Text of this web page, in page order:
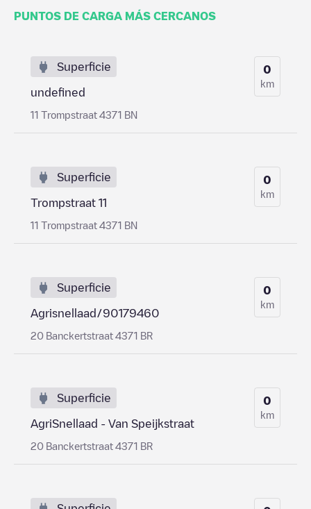
PUNTOS DE CARGA MÁS CERCANOS
Superficie
undefined
11 Trompstraat 4371 BN
0
km
Superficie
Trompstraat 11
11 Trompstraat 4371 BN
0
km
Superficie
Agrisnellaad/90179460
20 Banckertstraat 4371 BR
0
km
Superficie
AgriSnellaad - Van Speijkstraat
20 Banckertstraat 4371 BR
0
km